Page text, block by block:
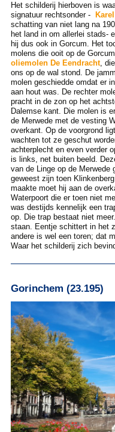
Het schilderij hierboven is
signatuur rechtsonder -
schatting van niet lang na
het land in om allerlei stads-
hij dus ook in Gorcum. Het
molens die ooit op de
oliemolen De Eendracht,
ons op de wal stond. De
molen geschiedde omdat er
aan hout was. De rechter
pracht in de zon op het
Dalemse kant. Die molen is
de Merwede met de vesting
overkant. Op de voorgrond
wachten tot ze geschut
achterplecht en even verder
is links, net buiten beeld.
van de Linge op de Merwede
geweest zijn toen
maakte moet hij aan de
Waterpoort die er toen niet
was destijds kennelijk een
op. Die trap bestaat niet
staan. Eentje schittert in het
andere is wel een toren; dat
Waar het schilderij zich
Gorinchem (23.195)